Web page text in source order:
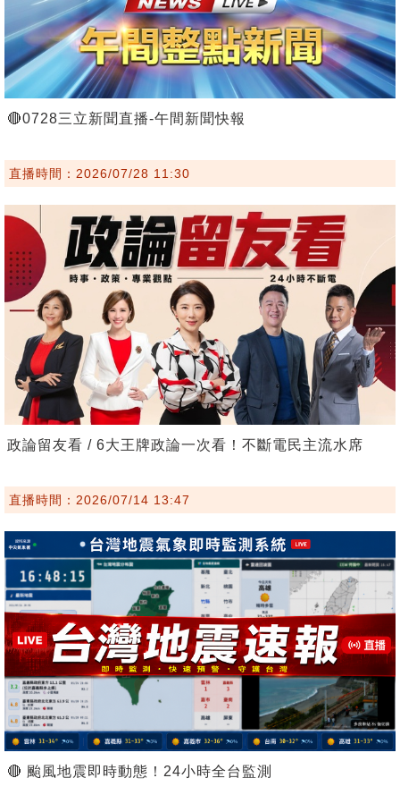
🔴0728三立新聞直播-午間新聞快報
直播時間：2026/07/28 11:30
政論留友看 / 6大王牌政論一次看！不斷電民主流水席
直播時間：2026/07/14 13:47
🔴 颱風地震即時動態！24小時全台監測